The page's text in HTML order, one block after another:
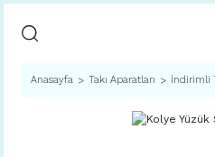
Anasayfa Takı Aparatları İndirimli